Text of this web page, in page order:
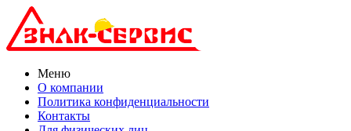
Меню
О компании
Политика конфиденциальности
Контакты